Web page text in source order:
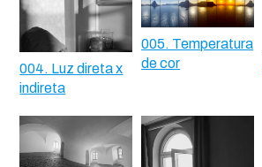
004. Luz direta x
indireta
005. Temperatura
de cor